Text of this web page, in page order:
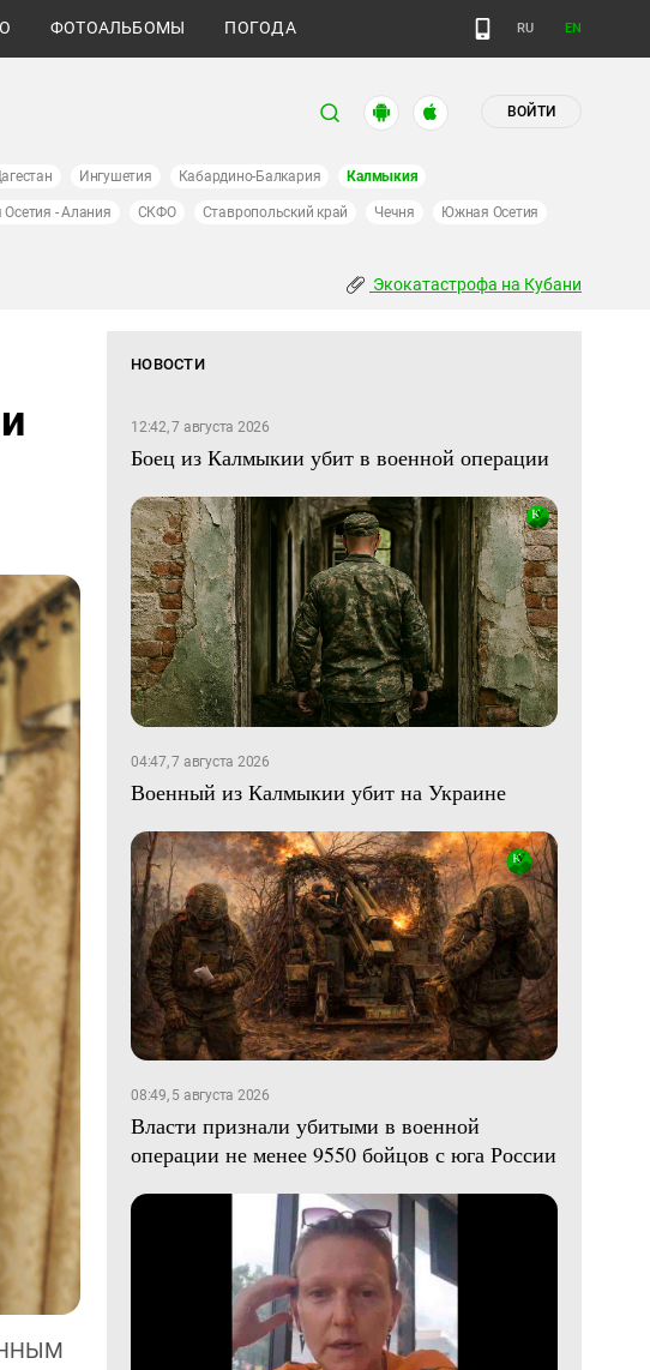
ФОТОАЛЬБОМЫ ПОГОДА RU EN
ВОЙТИ
Ингушетия Кабардино-Балкария Калмыкия
Осетия - Алания СКФО Ставропольский край Чечня Южная Осетия
Экокатастрофа на Кубани
НОВОСТИ
12:42, 7 августа 2026
Боец из Калмыкии убит в военной операции
04:47, 7 августа 2026
Военный из Калмыкии убит на Украине
08:49, 5 августа 2026
Власти признали убитыми в военной
операции не менее 9550 бойцов с юга России